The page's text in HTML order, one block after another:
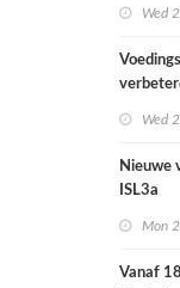
Wed
Wed
Nieuwe
ISL3a
Mon
Vanaf